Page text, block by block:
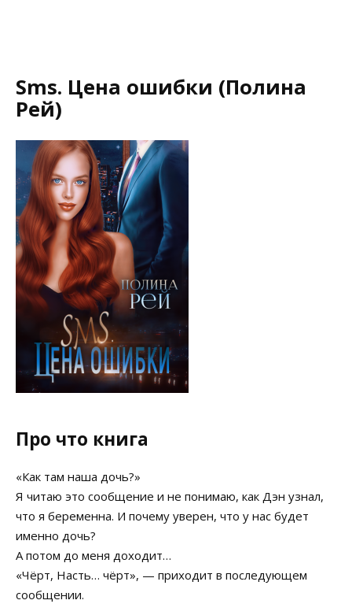
Sms. Цена ошибки (Полина
Рей)
Про что книга
«Как там наша дочь?»
Я читаю это сообщение и не понимаю, как Дэн узнал,
что я беременна. И почему уверен, что у нас будет
именно дочь?
А потом до меня доходит…
«Чёрт, Насть… чёрт», — приходит в последующем
сообщении.